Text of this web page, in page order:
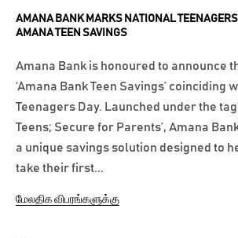
AMANA BANK MARKS NATIONAL
AMANA TEEN SAVINGS
Amana Bank is honoured to announce
‘Amana Bank Teen Savings’ coinciding
Teenagers Day. Launched under the
Teens; Secure for Parents’, Amana
a unique savings solution designed to
take their first...
மேலதிக விபரங்களுக்கு